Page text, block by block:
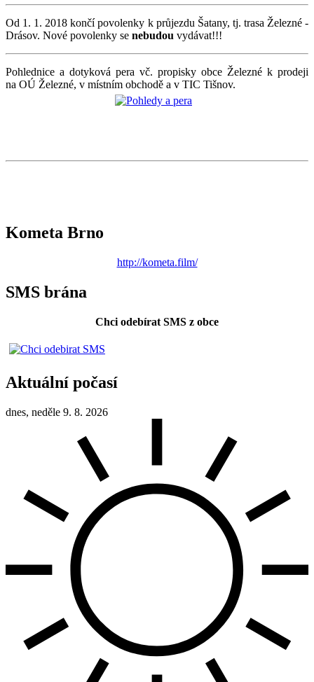
Od 1. 1. 2018 končí povolenky k průjezdu Šatany, tj. trasa Železné -
Drásov. Nové povolenky se nebudou vydávat!!!
Pohlednice a dotyková pera vč. propisky obce Železné k prodeji
na OÚ Železné, v místním obchodě a v TIC Tišnov.
Kometa Brno
http://kometa.film/
SMS brána
Chci odebírat SMS z obce
Aktuální počasí
dnes, neděle 9. 8. 2026